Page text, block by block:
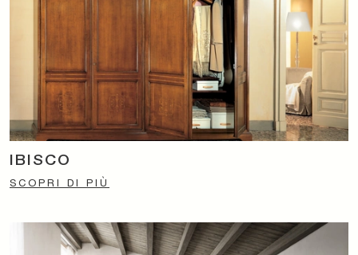
IBISCO
SCOPRI DI PIÙ